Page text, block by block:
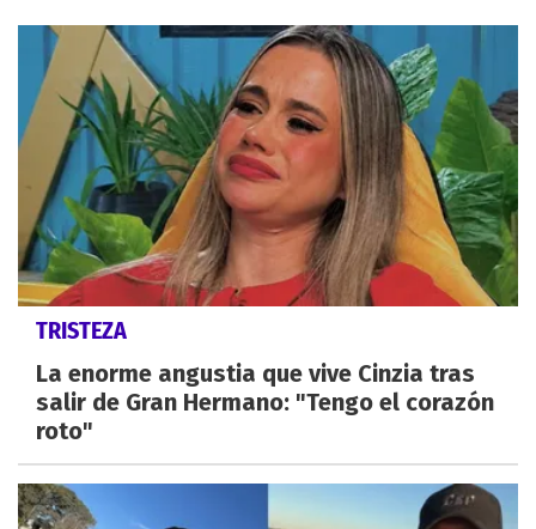
TRISTEZA
La enorme angustia que vive Cinzia tras
salir de Gran Hermano: "Tengo el corazón
roto"